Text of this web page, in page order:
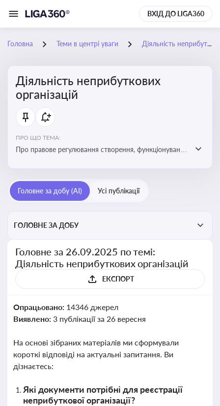
ВХІД ДО LIGA360
Головна Теми в центрі уваги Діяльність неприбуткових організацій
Діяльність неприбуткових
організацій
ПРО ЩО ТЕМА:
Про правове регулювання створення, функціонування
Головне за добу (AI) Усі публікації
ГОЛОВНЕ ЗА ДОБУ
Головне за 26.09.2025 по темі:
Діяльність неприбуткових організацій
ЕКСПОРТ
Опрацьовано: 14346 джерел
Виявлено: 3 публікації за 26 вересня
На основі зібраних матеріалів ми сформували
короткі відповіді на актуальні запитання. Ви
дізнаєтесь:
Які документи потрібні для реєстрації
неприбуткової організації?